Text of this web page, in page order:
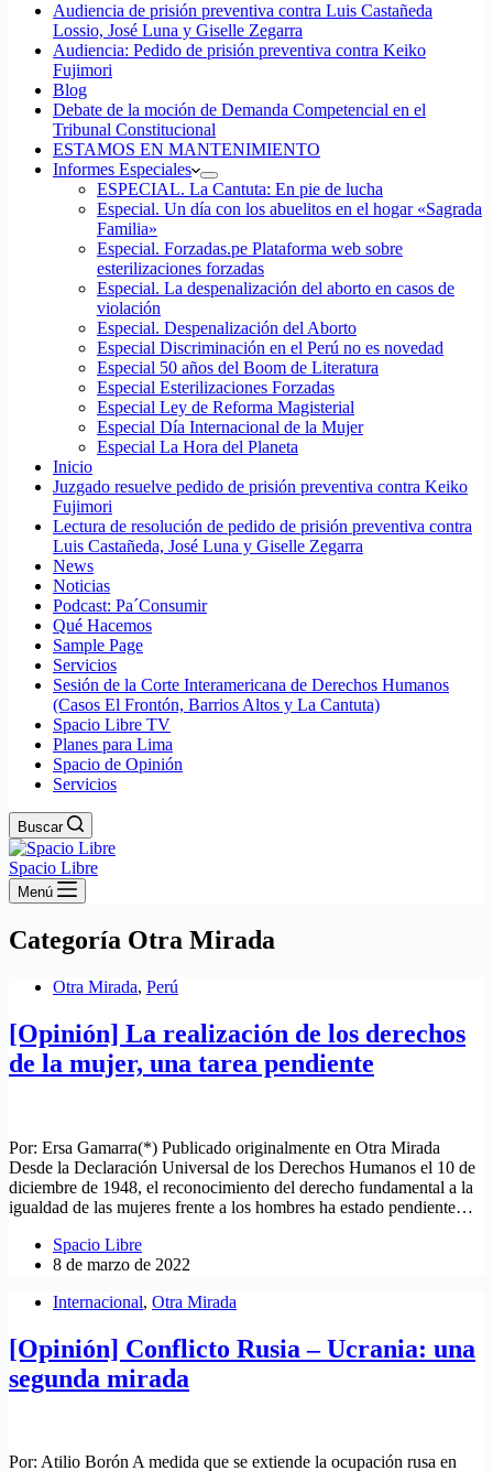
Audiencia de prisión preventiva contra Luis Castañeda
Lossio, José Luna y Giselle Zegarra
Audiencia: Pedido de prisión preventiva contra Keiko
Fujimori
Blog
Debate de la moción de Demanda Competencial en el
Tribunal Constitucional
ESTAMOS EN MANTENIMIENTO
Informes Especiales
ESPECIAL. La Cantuta: En pie de lucha
Especial. Un día con los abuelitos en el hogar «Sagrada
Familia»
Especial. Forzadas.pe Plataforma web sobre
esterilizaciones forzadas
Especial. La despenalización del aborto en casos de
violación
Especial. Despenalización del Aborto
Especial Discriminación en el Perú no es novedad
Especial 50 años del Boom de Literatura
Especial Esterilizaciones Forzadas
Especial Ley de Reforma Magisterial
Especial Día Internacional de la Mujer
Especial La Hora del Planeta
Inicio
Juzgado resuelve pedido de prisión preventiva contra Keiko
Fujimori
Lectura de resolución de pedido de prisión preventiva contra
Luis Castañeda, José Luna y Giselle Zegarra
News
Noticias
Podcast: Pa´Consumir
Qué Hacemos
Sample Page
Servicios
Sesión de la Corte Interamericana de Derechos Humanos
(Casos El Frontón, Barrios Altos y La Cantuta)
Spacio Libre TV
Planes para Lima
Spacio de Opinión
Servicios
Buscar
Spacio Libre
Menú
Categoría Otra Mirada
Otra Mirada, Perú
[Opinión] La realización de los derechos
de la mujer, una tarea pendiente
Por: Ersa Gamarra(*) Publicado originalmente en Otra Mirada
Desde la Declaración Universal de los Derechos Humanos el 10 de
diciembre de 1948, el reconocimiento del derecho fundamental a la
igualdad de las mujeres frente a los hombres ha estado pendiente…
Spacio Libre
8 de marzo de 2022
Internacional, Otra Mirada
[Opinión] Conflicto Rusia – Ucrania: una
segunda mirada
Por: Atilio Borón A medida que se extiende la ocupación rusa en